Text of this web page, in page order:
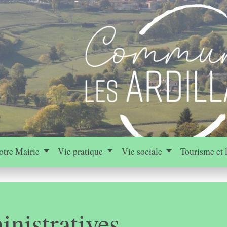
Mairie Vie pratique Vie sociale Tourisme et